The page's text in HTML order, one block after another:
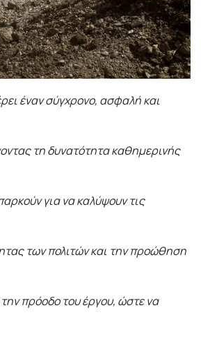
έναν σύγχρονο, ασφαλή και
τη δυνατότητα καθημερινής
για να καλύψουν τις
των πολιτών και την προώθηση
πρόοδο του έργου, ώστε να